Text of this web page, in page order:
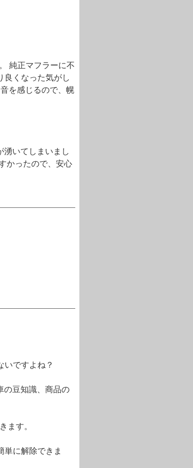
純正マフラーに不
良くなった気がし
を感じるので、幌
湧いてしまいまし
かったので、安心
いですよね？
の豆知識、商品の
ます。
単に解除できま